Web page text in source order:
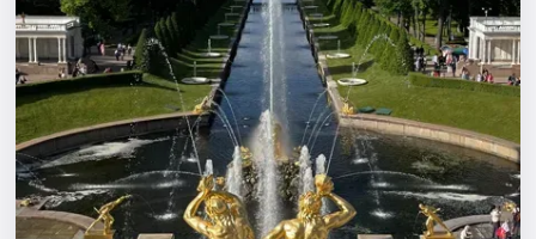
Города
Площадки
Артисты
Рейтинги